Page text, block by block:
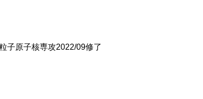
子原子核専攻2022/09修了